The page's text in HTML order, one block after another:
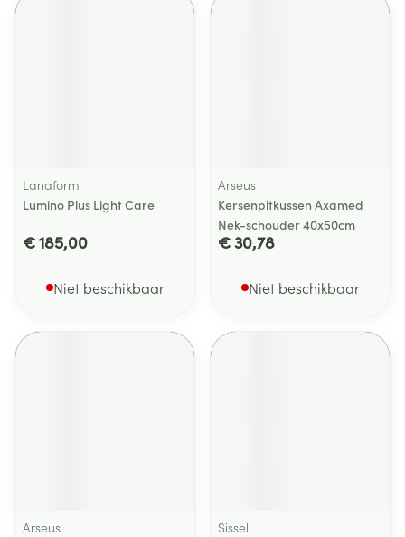
Lanaform
Lumino Plus Light Care
€ 185,00
Niet beschikbaar
Arseus
Kersenpitkussen Axamed
Nek-schouder 40x50cm
€ 30,78
Niet beschikbaar
Arseus
Sissel